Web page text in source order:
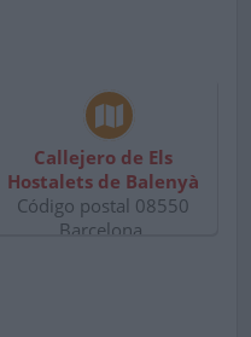
Callejero de Els
Hostalets de Balenyà
Código postal 08550
Barcelona.